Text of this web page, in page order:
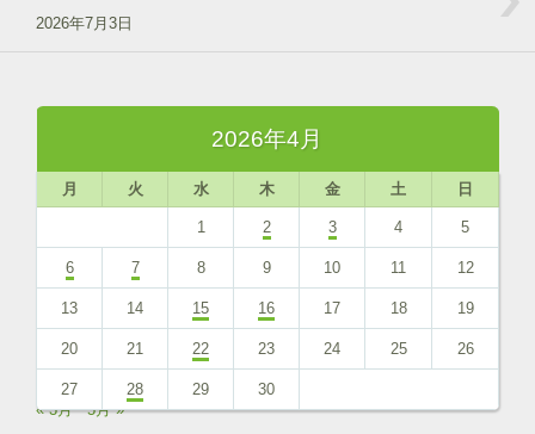
2026年7月3日
2026年4月
月 火 水 木 金 土 日
1 2 3 4 5
6 7 8 9 10 11 12
13 14 15 16 17 18 19
20 21 22 23 24 25 26
27 28 29
30
« 3月
5月 »